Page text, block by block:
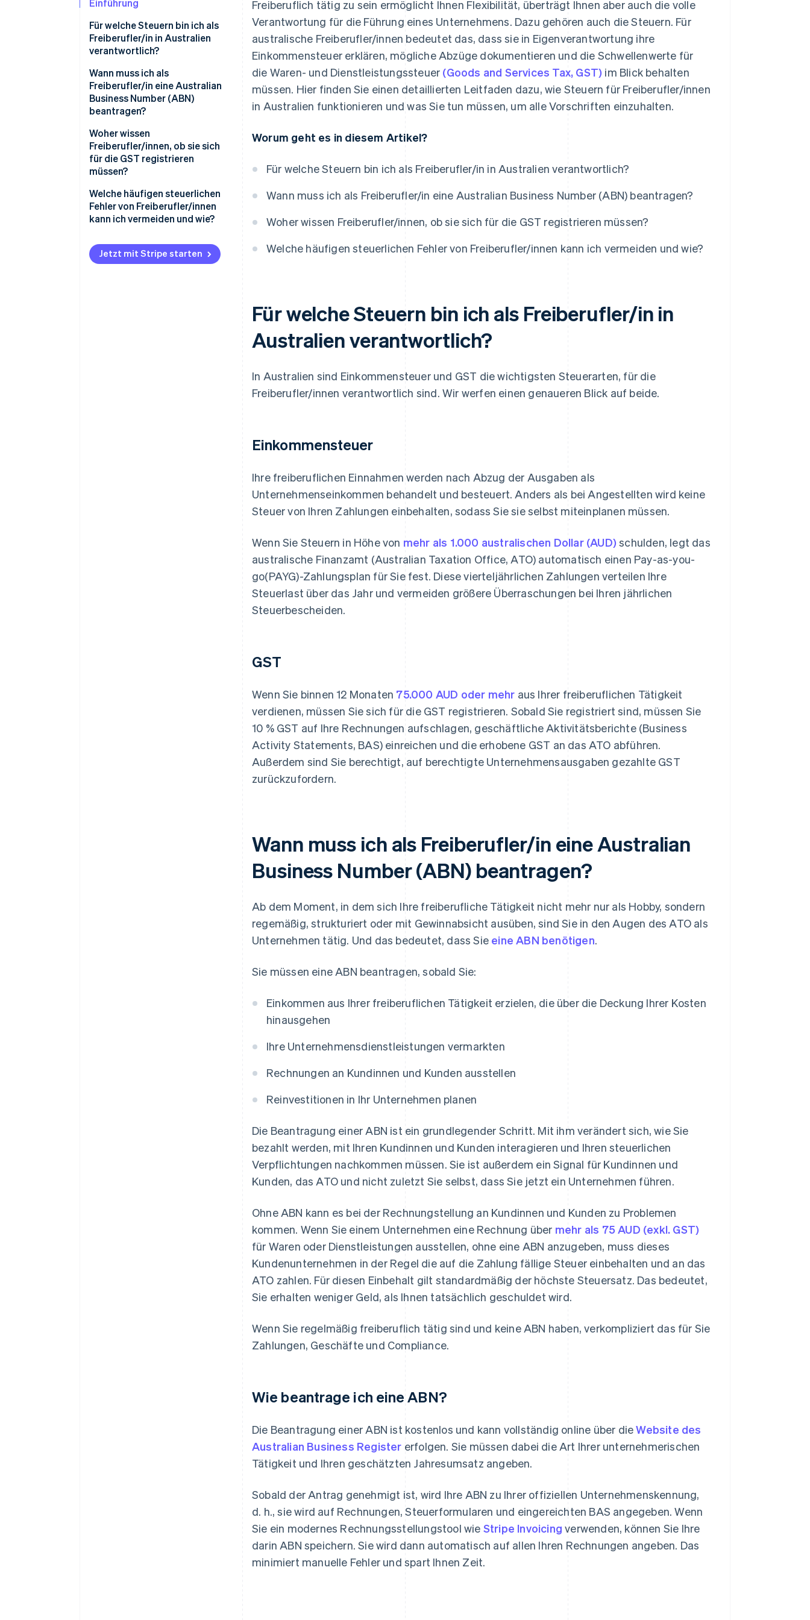
Einführung
Für welche Steuern bin ich als
Freiberufler/in in Australien
verantwortlich?
Einkommensteuer
GST
Wann muss ich als
Freiberufler/in eine Australian
Business Number (ABN)
beantragen?
Wie beantrage ich eine ABN?
Woher wissen
Freiberufler/innen, ob sie sich
für die GST registrieren
müssen?
Sollte ich mich freiwillig
registrieren?
Welche häufigen steuerlichen
Fehler von Freiberufler/innen
kann ich vermeiden und wie?
Unzureichende Aufzeichnungen
Verpasste Einreichungsfristen
Jetzt mit Stripe starten
Freiberuflich tätig zu sein ermöglicht Ihnen Flexibilität, überträgt Ihnen aber auch die volle
Verantwortung für die Führung eines Unternehmens. Dazu gehören auch die Steuern. Für
australische Freiberufler/innen bedeutet das, dass sie in Eigenverantwortung ihre
Einkommensteuer erklären, mögliche Abzüge dokumentieren und die Schwellenwerte für
die Waren- und Dienstleistungssteuer (Goods and Services Tax, GST) im Blick behalten
müssen. Hier finden Sie einen detaillierten Leitfaden dazu, wie Steuern für Freiberufler/innen
in Australien funktionieren und was Sie tun müssen, um alle Vorschriften einzuhalten.
Worum geht es in diesem Artikel?
Für welche Steuern bin ich als Freiberufler/in in Australien verantwortlich?
Wann muss ich als Freiberufler/in eine Australian Business Number (ABN) beantragen?
Woher wissen Freiberufler/innen, ob sie sich für die GST registrieren müssen?
Welche häufigen steuerlichen Fehler von Freiberufler/innen kann ich vermeiden und wie?
Für welche Steuern bin ich als Freiberufler/in in
Australien verantwortlich?
In Australien sind Einkommensteuer und GST die wichtigsten Steuerarten, für die
Freiberufler/innen verantwortlich sind. Wir werfen einen genaueren Blick auf beide.
Einkommensteuer
Ihre freiberuflichen Einnahmen werden nach Abzug der Ausgaben als
Unternehmenseinkommen behandelt und besteuert. Anders als bei Angestellten wird keine
Steuer von Ihren Zahlungen einbehalten, sodass Sie sie selbst miteinplanen müssen.
Wenn Sie Steuern in Höhe von mehr als 1.000 australischen Dollar (AUD) schulden, legt das
australische Finanzamt (Australian Taxation Office, ATO) automatisch einen Pay-as-you-
go(PAYG)-Zahlungsplan für Sie fest. Diese vierteljährlichen Zahlungen verteilen Ihre
Steuerlast über das Jahr und vermeiden größere Überraschungen bei Ihren jährlichen
Steuerbescheiden.
GST
Wenn Sie binnen 12 Monaten 75.000 AUD oder mehr aus Ihrer freiberuflichen Tätigkeit
verdienen, müssen Sie sich für die GST registrieren. Sobald Sie registriert sind, müssen Sie
10 % GST auf Ihre Rechnungen aufschlagen, geschäftliche Aktivitätsberichte (Business
Activity Statements, BAS) einreichen und die erhobene GST an das ATO abführen.
Außerdem sind Sie berechtigt, auf berechtigte Unternehmensausgaben gezahlte GST
zurückzufordern.
Wann muss ich als Freiberufler/in eine Australian
Business Number (ABN) beantragen?
Ab dem Moment, in dem sich Ihre freiberufliche Tätigkeit nicht mehr nur als Hobby, sondern
regemäßig, strukturiert oder mit Gewinnabsicht ausüben, sind Sie in den Augen des ATO als
Unternehmen tätig. Und das bedeutet, dass Sie eine ABN benötigen.
Sie müssen eine ABN beantragen, sobald Sie:
Einkommen aus Ihrer freiberuflichen Tätigkeit erzielen, die über die Deckung Ihrer Kosten
hinausgehen
Ihre Unternehmensdienstleistungen vermarkten
Rechnungen an Kundinnen und Kunden ausstellen
Reinvestitionen in Ihr Unternehmen planen
Die Beantragung einer ABN ist ein grundlegender Schritt. Mit ihm verändert sich, wie Sie
bezahlt werden, mit Ihren Kundinnen und Kunden interagieren und Ihren steuerlichen
Verpflichtungen nachkommen müssen. Sie ist außerdem ein Signal für Kundinnen und
Kunden, das ATO und nicht zuletzt Sie selbst, dass Sie jetzt ein Unternehmen führen.
Ohne ABN kann es bei der Rechnungstellung an Kundinnen und Kunden zu Problemen
kommen. Wenn Sie einem Unternehmen eine Rechnung über mehr als 75 AUD (exkl. GST)
für Waren oder Dienstleistungen ausstellen, ohne eine ABN anzugeben, muss dieses
Kundenunternehmen in der Regel die auf die Zahlung fällige Steuer einbehalten und an das
ATO zahlen. Für diesen Einbehalt gilt standardmäßig der höchste Steuersatz. Das bedeutet,
Sie erhalten weniger Geld, als Ihnen tatsächlich geschuldet wird.
Wenn Sie regelmäßig freiberuflich tätig sind und keine ABN haben, verkompliziert das für Sie
Zahlungen, Geschäfte und Compliance.
Wie beantrage ich eine ABN?
Die Beantragung einer ABN ist kostenlos und kann vollständig online über dieWebsite des
Australian Business Register erfolgen. Sie müssen dabei die Art Ihrer unternehmerischen
Tätigkeit und Ihren geschätzten Jahresumsatz angeben.
Sobald der Antrag genehmigt ist, wird Ihre ABN zu Ihrer offiziellen Unternehmenskennung,
d. h., sie wird auf Rechnungen, Steuerformularen und eingereichten BAS angegeben. Wenn
Sie ein modernes Rechnungsstellungstool wie Stripe Invoicing verwenden, können Sie Ihre
darin ABN speichern. Sie wird dann automatisch auf allen Ihren Rechnungen angeben. Das
minimiert manuelle Fehler und spart Ihnen Zeit.